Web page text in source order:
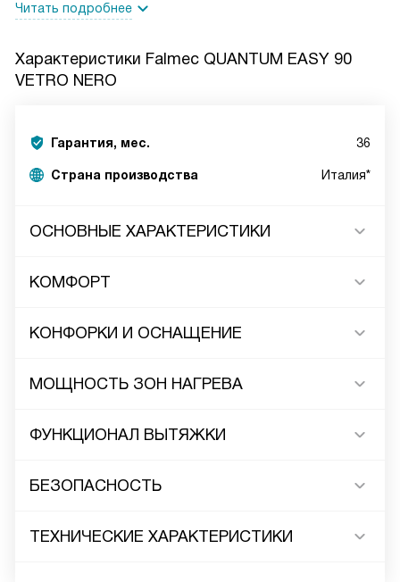
Читать подробнее
Характеристики Falmec QUANTUM EASY 90
VETRO NERO
Гарантия, мес. 36
Страна производства Италия*
ОСНОВНЫЕ ХАРАКТЕРИСТИКИ
КОМФОРТ
КОНФОРКИ И ОСНАЩЕНИЕ
МОЩНОСТЬ ЗОН НАГРЕВА
ФУНКЦИОНАЛ ВЫТЯЖКИ
БЕЗОПАСНОСТЬ
ТЕХНИЧЕСКИЕ ХАРАКТЕРИСТИКИ